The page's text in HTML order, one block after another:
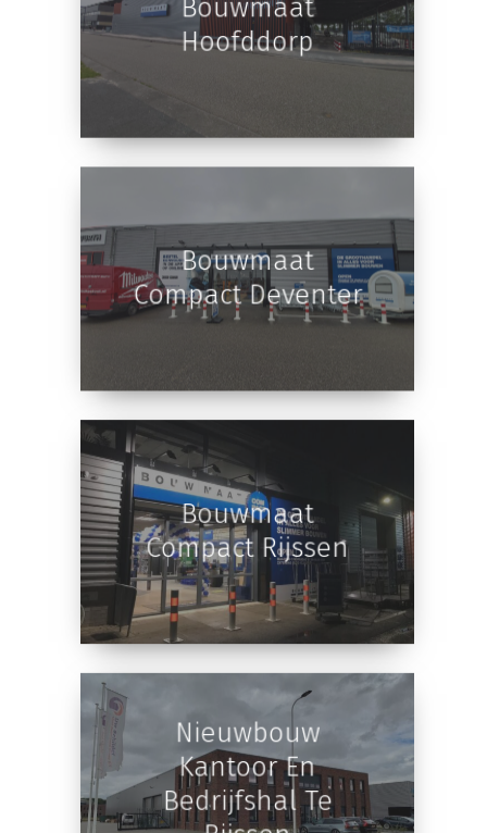
Compact Deventer
Bouwmaat
Compact Rijssen